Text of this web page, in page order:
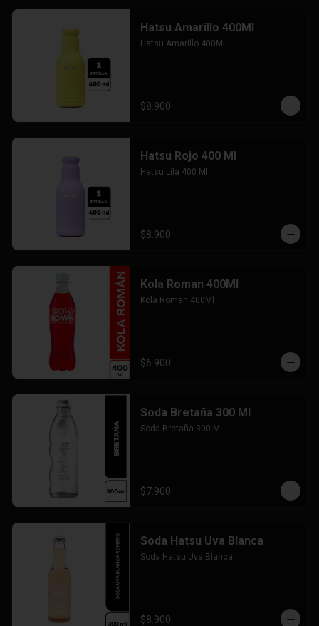
Hatsu Amarillo 400Ml
Hatsu Amarillo 400Ml
$8.900
Hatsu Rojo 400 Ml
Hatsu Lila 400 Ml
$8.900
Kola Roman 400Ml
Kola Roman 400Ml
$6.900
Soda Bretaña 300 Ml
Soda Bretaña 300 Ml
$7.900
Soda Hatsu Uva Blanca
Soda Hatsu Uva Blanca
$8.900